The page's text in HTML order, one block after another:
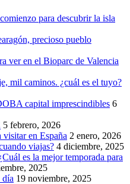
para descubrir la isla
precioso pueblo
ver en el Bioparc de Valencia
mil caminos. ¿cuál es el tuyo?
capital imprescindibles 6
5 febrero, 2026
visitar en España 2 enero, 2026
viajas? 4 diciembre, 2025
es la mejor temporada para
2025
día 19 noviembre, 2025